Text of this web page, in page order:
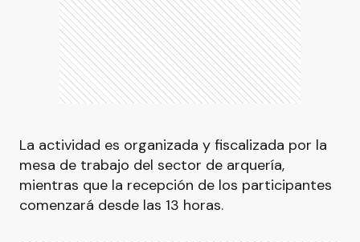
La actividad es organizada y fiscalizada por la
mesa de trabajo del sector de arquería,
mientras que la recepción de los participantes
comenzará desde las 13 horas.